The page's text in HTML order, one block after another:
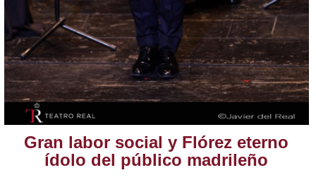
Gran labor social y Flórez eterno
ídolo del público madrileño